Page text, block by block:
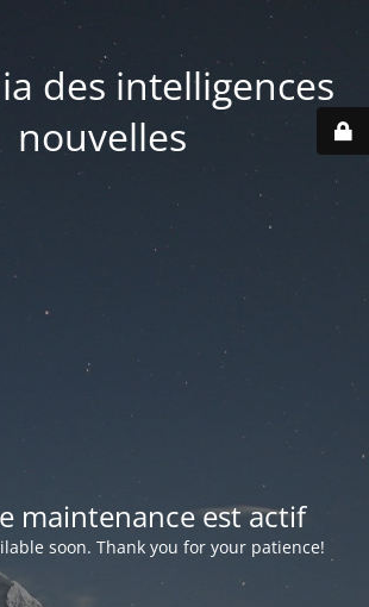
des intelligences
nouvelles
maintenance est actif
soon. Thank you for your patience!